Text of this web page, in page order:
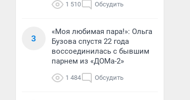
1 510 Обсудить
3
«Моя любимая пара!»: Ольга
Бузова спустя 22 года
воссоединилась с бывшим
парнем из «ДОМа-2»
1 484 Обсудить